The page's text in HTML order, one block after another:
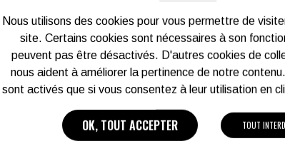
[ 4 produits ]
Nous utilisons des cookies pour vous permettre de
site. Certains cookies sont nécessaires à son
peuvent pas être désactivés. D'autres cookies de
nous aident à améliorer la pertinence de notre
sont activés que si vous consentez à leur utilisation en
OK, TOUT ACCEPTER TOUT